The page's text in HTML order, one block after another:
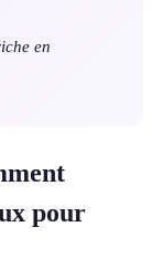
en
pour